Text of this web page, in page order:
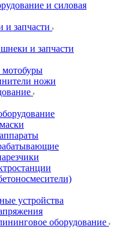
и силовая
запчасти
и запчасти
мотобуры
ножи
устройства
оборудование